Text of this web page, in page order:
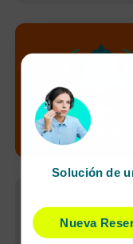
¡Alerta de
precio!
Solución de
Nueva